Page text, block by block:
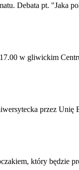
Debata pt. "Jaka
w gliwickim
przez Unię
który będzie